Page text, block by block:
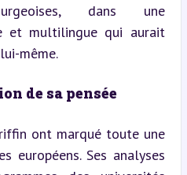
dans une
et multilingue qui aurait
même.
de sa pensée
ont marqué toute une
européens. Ses analyses